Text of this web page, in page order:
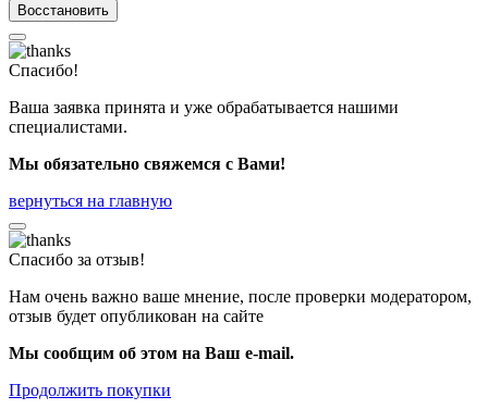
Восстановить
Спасибо!
Ваша заявка принята и уже обрабатывается нашими
специалистами.
Мы обязательно свяжемся с Вами!
вернуться на главную
Спасибо за отзыв!
Нам очень важно ваше мнение, после проверки модератором,
отзыв будет опубликован на сайте
Мы сообщим об этом на Ваш e-mail.
Продолжить покупки